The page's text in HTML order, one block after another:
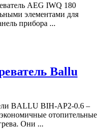
AEG IWQ 180
элементами для
прибора ...
Ballu
BALLU BIH-AP2-0.6 –
отопительные
Они ...